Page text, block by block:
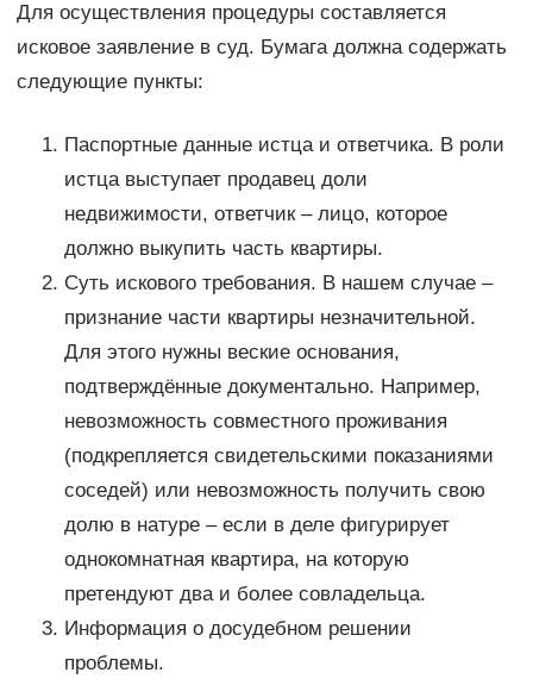
Для осуществления процедуры составляется
исковое заявление в суд. Бумага должна содержать
следующие пункты:
Паспортные данные истца и ответчика. В роли
истца выступает продавец доли
недвижимости, ответчик – лицо, которое
должно выкупить часть квартиры.
Суть искового требования. В нашем случае –
признание части квартиры незначительной.
Для этого нужны веские основания,
подтверждённые документально. Например,
невозможность совместного проживания
(подкрепляется свидетельскими показаниями
соседей) или невозможность получить свою
долю в натуре – если в деле фигурирует
однокомнатная квартира, на которую
претендуют два и более совладельца.
Информация о досудебном решении
проблемы.